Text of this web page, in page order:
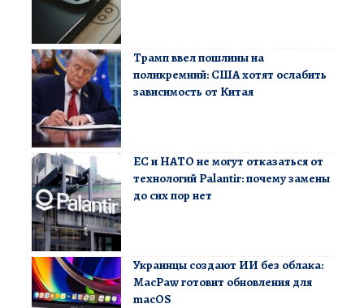
Трамп ввел пошлины на
поликремний: США хотят ослабить
зависимость от Китая
ЕС и НАТО не могут отказаться от
технологий Palantir: почему замены
до сих пор нет
Украинцы создают ИИ без облака:
MacPaw готовит обновления для
macOS